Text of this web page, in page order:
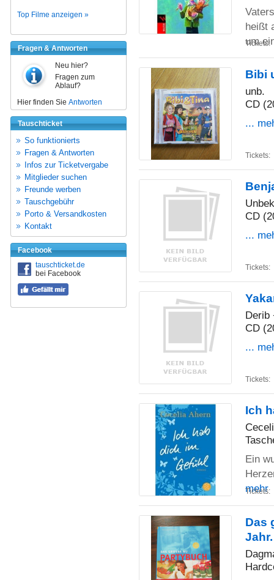
Top Filme anzeigen »
Fragen & Antworten
Neu hier?
Fragen zum
Ablauf?
Hier finden Sie Antworten
Tauschticket
So funktionierts
Fragen & Antworten
Infos zur Ticketvergabe
Mitglieder suchen
Freunde werben
Tauschgebühr
Porto & Versandkosten
Kontakt
Facebook
tauschticket.de
bei Facebook
heißt
um
Tickets:
Bibi
unb.
CD
...
Tickets:
CD
...
Tickets:
Derib
CD
...
Tickets:
Ich
Ein
mehr
Tickets:
Das